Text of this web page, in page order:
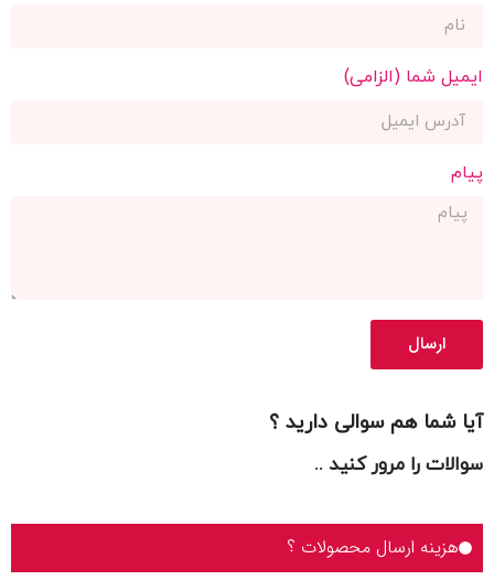
ایمیل شما (الزامی)
پیام
ارسال
آیا شما هم سوالی دارید ؟
سوالات را مرور کنید ..
هزینه ارسال محصولات ؟